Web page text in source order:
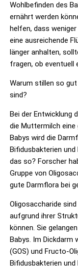
Wohlbefinden des
ernährt werden
helfen, dass
eine ausreichende
länger anhalten,
fragen, ob eventuell
Warum stillen so gut
sind?
Bei der Entwicklung
die Muttermilch eine
Babys wird die
Bifidusbakterien
das so? Forscher
Gruppe von
gute Darmflora bei
Oligosaccharide
aufgrund ihrer
können. Sie
Babys. Im Dickdarm
(GOS) und Fructo-
Bifidusbakterien